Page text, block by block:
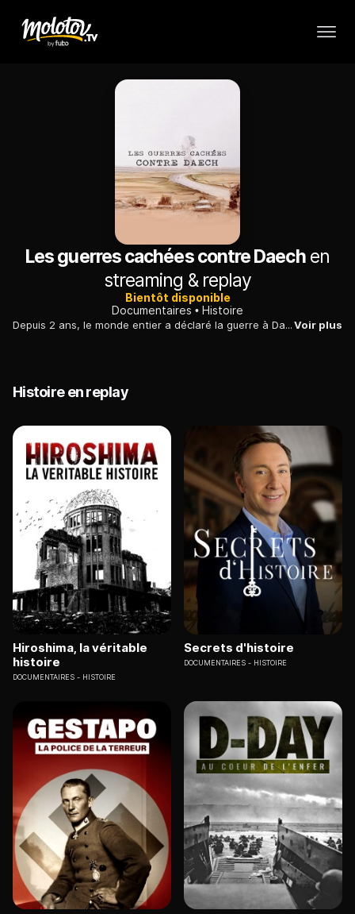
Les guerres cachées contre Daechen
streaming & replay
Bientôt disponible
Documentaires
Histoire
Depuis 2 ans, le monde entier a déclaré la guerre à Daech. Pourtant l'organisation de l'Etat Islamique est toujours là. Ce documentaire décrypte les enjeux de cette "troisième guerre mondiale".Voir plus
Histoire en replay
Hiroshima, la véritable
histoire
DOCUMENTAIRES HISTOIRE
Secrets d'histoire
DOCUMENTAIRES HISTOIRE